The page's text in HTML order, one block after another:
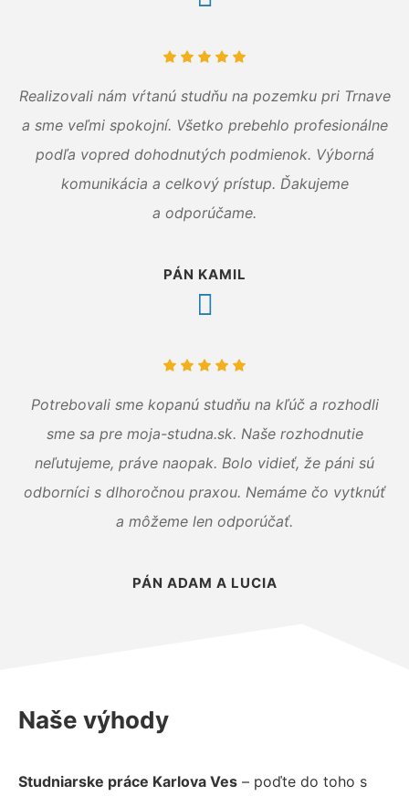
Realizovali nám vŕtanú studňu na pozemku pri Trnave
a sme veľmi spokojní. Všetko prebehlo profesionálne
podľa vopred dohodnutých podmienok. Výborná
komunikácia a celkový prístup. Ďakujeme
a odporúčame.
PÁN KAMIL
Potrebovali sme kopanú studňu na kľúč a rozhodli
sme sa pre moja-studna.sk. Naše rozhodnutie
neľutujeme, práve naopak. Bolo vidieť, že páni sú
odborníci s dlhoročnou praxou. Nemáme čo vytknúť
a môžeme len odporúčať.
PÁN ADAM A LUCIA
Naše výhody
Studniarske práce Karlova Ves – poďte do toho s